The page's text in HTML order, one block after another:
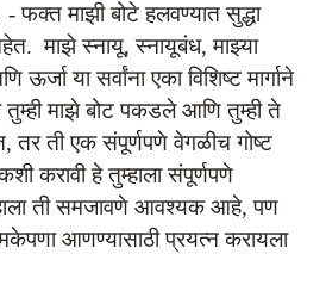
फक्त माझी बोटे हलवण्यात सुद्धा
माझे स्नायू, स्नायूबंध, माझ्या
ऊर्जा या सर्वांना एका विशिष्ट मार्गाने
माझे बोट पकडले आणि तुम्ही ते
, तर ती एक संपूर्णपणे वेगळीच गोष्ट
करावी हे तुम्हाला संपूर्णपणे
ती समजावणे आवश्यक आहे,पण
आणण्यासाठी प्रयत्न करायला